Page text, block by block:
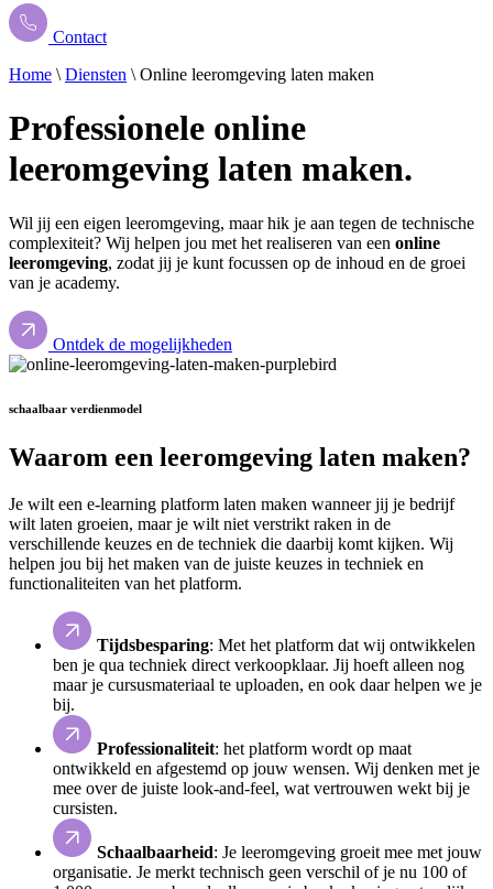
Contact
Home \ Diensten \ Online leeromgeving laten maken
Professionele online
leeromgeving laten maken.
Wil jij een eigen leeromgeving, maar hik je aan tegen de technische
complexiteit? Wij helpen jou met het realiseren van een online
leeromgeving, zodat jij je kunt focussen op de inhoud en de groei
van je academy.
Ontdek de mogelijkheden
schaalbaar verdienmodel
Waarom een leeromgeving laten maken?
Je wilt een e-learning platform laten maken wanneer jij je bedrijf
wilt laten groeien, maar je wilt niet verstrikt raken in de
verschillende keuzes en de techniek die daarbij komt kijken. Wij
helpen jou bij het maken van de juiste keuzes in techniek en
functionaliteiten van het platform.
Tijdsbesparing: Met het platform dat wij ontwikkelen
ben je qua techniek direct verkoopklaar. Jij hoeft alleen nog
maar je cursusmateriaal te uploaden, en ook daar helpen we je
bij.
Professionaliteit: het platform wordt op maat
ontwikkeld en afgestemd op jouw wensen. Wij denken met je
mee over de juiste look-and-feel, wat vertrouwen wekt bij je
cursisten.
Schaalbaarheid: Je leeromgeving groeit mee met jouw
organisatie. Je merkt technisch geen verschil of je nu 100 of